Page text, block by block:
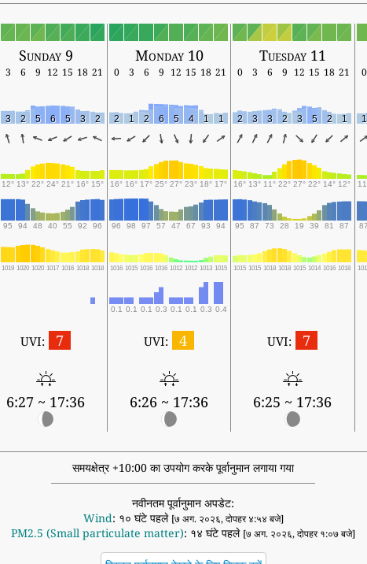
Sunday 9 Monday 10 Tuesday 11
3 6 9 12 15 18 21 0 3 6 9 12 15 18 21 0 3 6 9 12 15 18 21 0
3 2 5 6 5 3 2 2 1 2 6 5 4 1 1 2 3 3 2 3 5 2 1 1
12° 13° 22° 24° 21° 16° 15° 16° 16° 17° 25° 27° 23° 18° 17° 16° 13° 11° 22° 27° 22° 14° 12°
95 94 48 40 55 92 96 96 98 97 57 47 67 93 94 95 87 73 28 19 39 81 87 87
1019 1020 1020 1017 1016 1018 1018 1016 1015 1016 1016 1012 1012 1013 1015 1015 1015 1018 1018 1015 1014 1016 1018
0.1 0.1 0.1 0.3 0.1 0.1 0.3 0.4
UVI: 7
6:27 ~ 17:36
UVI: 4
6:26 ~ 17:36
UVI: 7
6:25 ~ 17:36
समयक्षेत्र +10:00 का उपयोग करके पूर्वानुमान लगाया गया
नवीनतम पूर्वानुमान अपडेट:
Wind: १० घंटे पहले [७ अग. २०२६, दोपहर ४:५४ बजे]
PM2.5 (Small particulate matter): १४ घंटे पहले [७ अग. २०२६, दोपहर १:०७ बजे]